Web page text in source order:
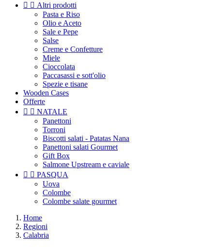
  Altri prodotti
Pasta e Riso
Olio e Aceto
Sale e Pepe
Salse
Creme e Confetture
Miele
Cioccolata
Paccasassi e sott'olio
Spezie e tisane
Wooden Cases
Offerte
  NATALE
Panettoni
Torroni
Biscotti salati - Patatas Nana
Panettoni salati Gourmet
Gift Box
Salmone Upstream e caviale
  PASQUA
Uova
Colombe
Colombe salate gourmet
Home
Regioni
Calabria